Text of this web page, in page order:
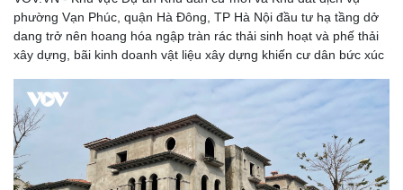
phường Vạn Phúc, quận Hà Đông, TP Hà Nội đầu tư hạ tầng dở
dang trở nên hoang hóa ngập tràn rác thải sinh hoạt và phế thải
xây dựng, bãi kinh doanh vật liệu xây dựng khiến cư dân bức xúc